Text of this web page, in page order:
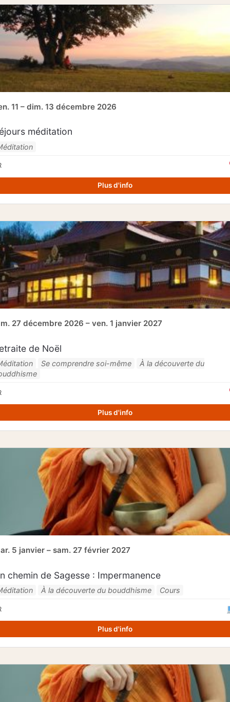
11 – dim. 13 décembre 2026
méditation
Plus d'info
27 décembre 2026 – ven. 1 janvier 2027
de Noël
Se comprendre soi-même
À la découverte du
Plus d'info
5 janvier – sam. 27 février 2027
chemin de Sagesse : Impermanence
À la découverte du bouddhisme Cours
Plus d'info